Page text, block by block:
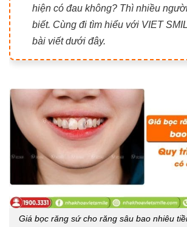
hiện có đau không? Thì nhiều
biết. Cùng đi tìm hiểu với VIET
bài viết dưới đây.
Giá bọc răng sứ cho răng sâu bao nhiêu